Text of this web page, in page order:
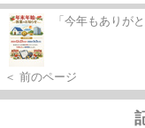
「今年もありがと
＜ 前のページ